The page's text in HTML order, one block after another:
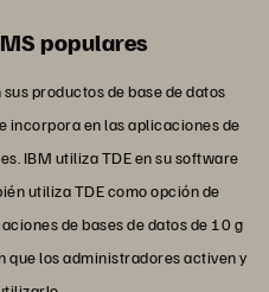
populares
productos de base de datos
incorpora en las aplicaciones de
IBM utiliza TDE en su software
utiliza TDE como opción de
de bases de datos de 10 g
que los administradores activen y